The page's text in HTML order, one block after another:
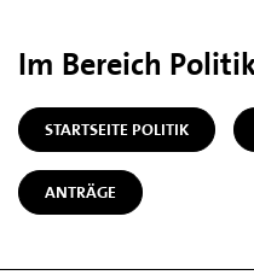
Im Bereich
STARTSEITE POLITIK
ANTRÄGE